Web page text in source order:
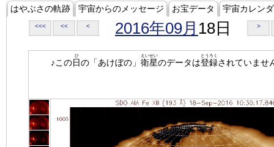
はやぶさの軌跡 宇宙からのメッセージ お宝データ 宇宙カレン
<<< << < 2016年09月 18日 >
♪この日
ひ
の「あけぼの」 衛星
えいせい
のデータは登録
とうろく
されていませ